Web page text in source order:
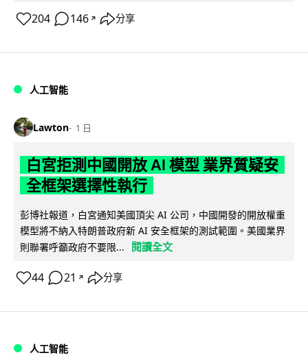
204 146 ↗ 分享
人工智能
Lawton 1 日
白宮拒測中國開放 AI 模型 業界質疑安
全框架選擇性執行
彭博社報道，白宮通知美國頂尖 AI 公司，中國開發的開放權重
模型將不納入特朗普政府新 AI 安全框架的測試範圍。美國業界
則聯署呼籲政府不要限...
閱讀全文
44 21 ↗ 分享
人工智能